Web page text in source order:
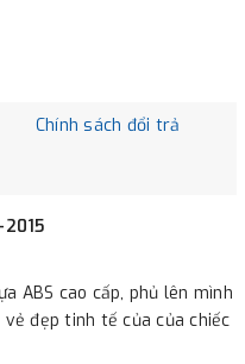
Chính sách đổi trả
ABS cao cấp, phủ lên mình
đẹp tinh tế của của chiếc